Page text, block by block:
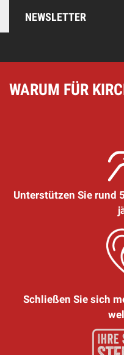
NEWSLETTER
WARUM FÜR
Unterstützen Sie rund
Schließen Sie sich